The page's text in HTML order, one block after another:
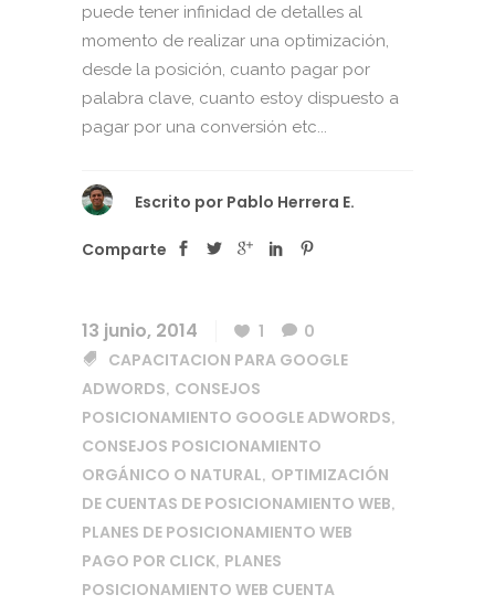
puede tener infinidad de detalles al
momento de realizar una optimización,
desde la posición, cuanto pagar por
palabra clave, cuanto estoy dispuesto a
pagar por una conversión etc...
Escrito por Pablo Herrera E.
Comparte
13 junio, 2014 1
0
CAPACITACION PARA GOOGLE
ADWORDS, CONSEJOS
POSICIONAMIENTO GOOGLE ADWORDS,
CONSEJOS POSICIONAMIENTO
ORGÁNICO O NATURAL, OPTIMIZACIÓN
DE CUENTAS DE POSICIONAMIENTO WEB,
PLANES DE POSICIONAMIENTO WEB
PAGO POR CLICK, PLANES
POSICIONAMIENTO WEB CUENTA